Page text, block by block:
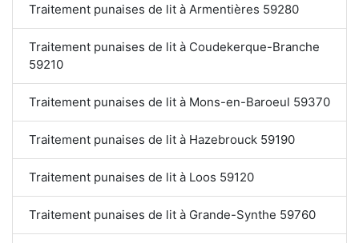
Traitement punaises de lit à Armentières 59280
Traitement punaises de lit à Coudekerque-Branche
59210
Traitement punaises de lit à Mons-en-Baroeul 59370
Traitement punaises de lit à Hazebrouck 59190
Traitement punaises de lit à Loos 59120
Traitement punaises de lit à Grande-Synthe 59760